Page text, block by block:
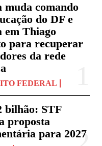
muda comando
do DF e
em Thiago
para recuperar
da rede
FEDERAL
bilhão: STF
proposta
para 2027